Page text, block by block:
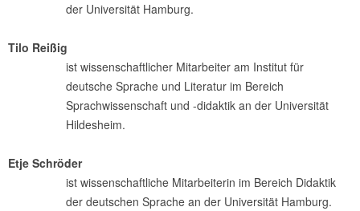
der Universität Hamburg.
Tilo Reißig
ist wissenschaftlicher Mitarbeiter am Institut für
deutsche Sprache und Literatur im Bereich
Sprachwissenschaft und -didaktik an der Universität
Hildesheim.
Etje Schröder
ist wissenschaftliche Mitarbeiterin im Bereich Didaktik
der deutschen Sprache an der Universität Hamburg.